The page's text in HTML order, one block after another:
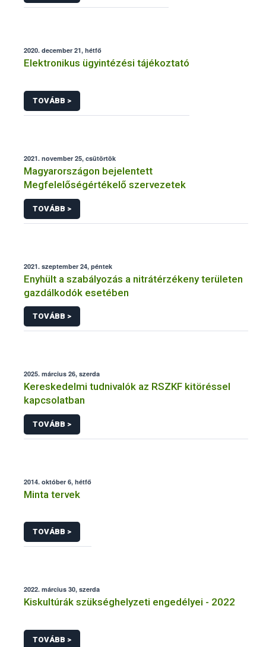
2020. december 21, hétfő
Elektronikus ügyintézési tájékoztató
TOVÁBB >
2021. november 25, csütörtök
Magyarországon bejelentett
Megfelelőségértékelő szervezetek
TOVÁBB >
2021. szeptember 24, péntek
Enyhült a szabályozás a nitrátérzékeny területen
gazdálkodók esetében
TOVÁBB >
2025. március 26, szerda
Kereskedelmi tudnivalók az RSZKF kitöréssel
kapcsolatban
TOVÁBB >
2014. október 6, hétfő
Minta tervek
TOVÁBB >
2022. március 30, szerda
Kiskultúrák szükséghelyzeti engedélyei - 2022
TOVÁBB >